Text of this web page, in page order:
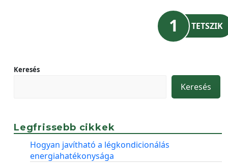
1 TETSZIK
Keresés
Keresés
Legfrissebb cikkek
Hogyan javítható a légkondicionálás
energiahatékonysága